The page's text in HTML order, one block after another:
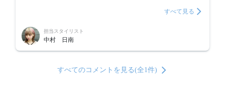
すべて見る
担当スタイリスト
中村 日南
すべてのコメントを見る(全1件)